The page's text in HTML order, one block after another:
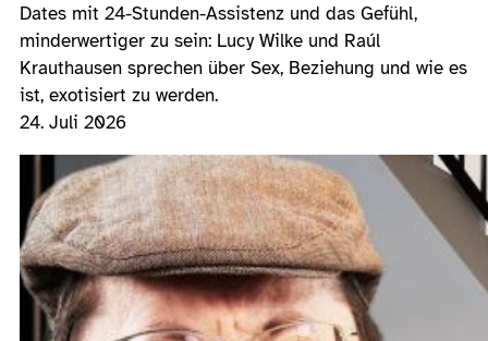
Dates mit 24-Stunden-Assistenz und das Gefühl,
minderwertiger zu sein: Lucy Wilke und Raúl
Krauthausen sprechen über Sex, Beziehung und wie es
ist, exotisiert zu werden.
24. Juli 2026